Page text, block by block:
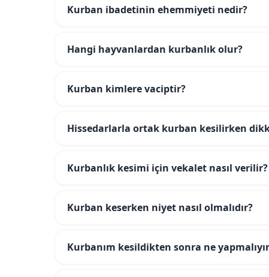
Kurban ibadetinin ehemmiyeti nedir?
Hangi hayvanlardan kurbanlık olur?
Kurban kimlere vaciptir?
Hissedarlarla ortak kurban kesilirken
Kurbanlık kesimi için vekalet nasıl verilir?
Kurban keserken niyet nasıl olmalıdır?
Kurbanım kesildikten sonra ne